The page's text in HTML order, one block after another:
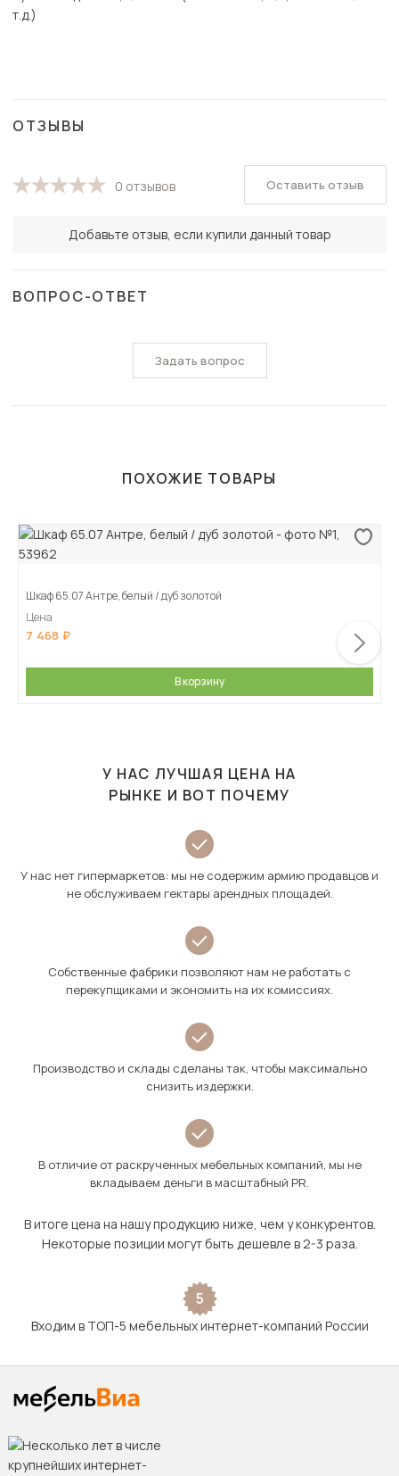
т.д.)
ОТЗЫВЫ
0 отзывов
Добавьте отзыв, если купили данный товар
Оставить отзыв
ВОПРОС-ОТВЕТ
Задать вопрос
ПОХОЖИЕ ТОВАРЫ
Шкаф 65.07 Антре, белый / дуб золотой
Цена
7 468
В корзину
У НАС ЛУЧШАЯ ЦЕНА НА
РЫНКЕ И ВОТ ПОЧЕМУ
У нас нет гипермаркетов: мы не содержим армию продавцов и
не обслуживаем гектары арендных площадей.
Собственные фабрики позволяют нам не работать с
перекупщиками и экономить на их комиссиях.
Производство и склады сделаны так, чтобы максимально
снизить издержки.
В отличие от раскрученных мебельных компаний, мы не
вкладываем деньги в масштабный PR.
В итоге цена на нашу продукцию ниже, чем у конкурентов.
Некоторые позиции могут быть дешевле в 2-3 раза.
5
Входим в ТОП-5 мебельных интернет-компаний России